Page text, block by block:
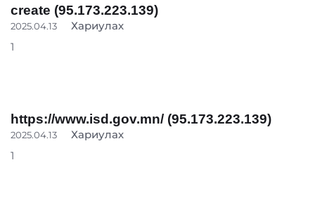
create (95.173.223.139)
2025.04.13
Хариулах
1
https://www.isd.gov.mn/ (95.173.223.139)
2025.04.13
Хариулах
1